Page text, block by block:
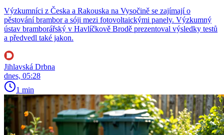
Výzkumníci z Česka a Rakouska na Vysočině se zajímají o
pěstování brambor a sóji mezi fotovoltaickými panely. Výzkumný
ústav bramborářský v Havlíčkově Brodě prezentoval výsledky testů
a předvedl také jakon.
Jihlavská Drbna
dnes, 05:28
1 min